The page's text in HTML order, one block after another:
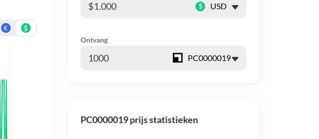
€ $
$
Ontvang
PC0000019 prijs statistieken